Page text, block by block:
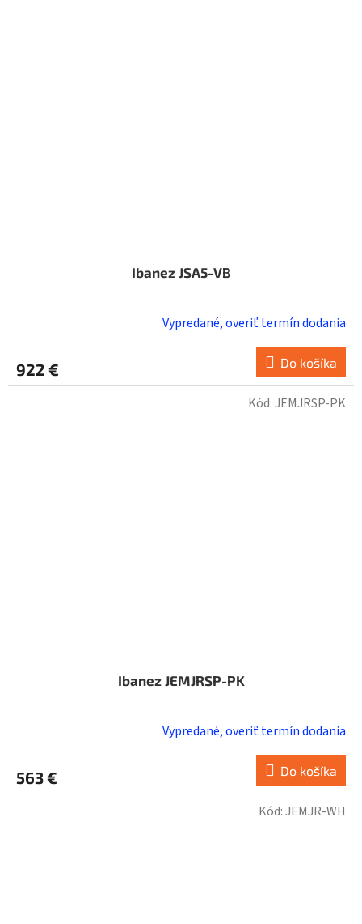
Ibanez JSA5-VB
Vypredané, overiť termín dodania
922 € Do košíka
Ibanez JEMJRSP-PK
Vypredané, overiť termín dodania
563 € Do košíka
Kód:JEMJRSP-PK
Kód:JEMJR-WH